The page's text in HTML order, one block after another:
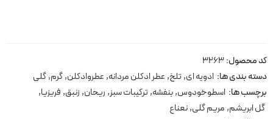
کد محصول:3263
دسته بندی ها: ادویه ای, تلخ, عطر ادکلن مردانه, عطروادکلن,گرم,گلی
برچسب ها: اسطوخودوس,بنفشه, ترکیبات سبز, ریحان, زنبق, فریزیا,
گل ابریشم, مریم گلی,نعناع